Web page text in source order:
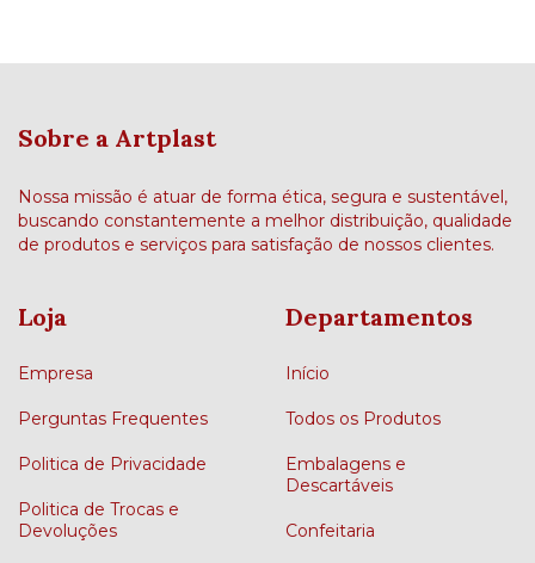
Sobre a Artplast
Nossa missão é atuar de forma ética, segura e sustentável,
buscando constantemente a melhor distribuição, qualidade
de produtos e serviços para satisfação de nossos clientes.
Loja
Empresa
Perguntas Frequentes
Politica de Privacidade
Politica de Trocas e
Devoluções
Departamentos
Início
Todos os Produtos
Embalagens e
Descartáveis
Confeitaria